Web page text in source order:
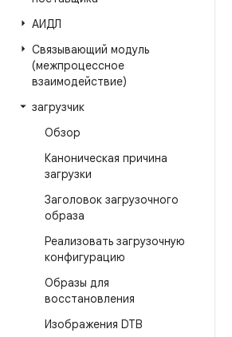
АИДЛ
Связывающий модуль
(межпроцессное
взаимодействие)
загрузчик
Обзор
Каноническая причина
загрузки
Заголовок загрузочного
образа
Реализовать загрузочную
конфигурацию
Образы для
восстановления
Изображения DTB